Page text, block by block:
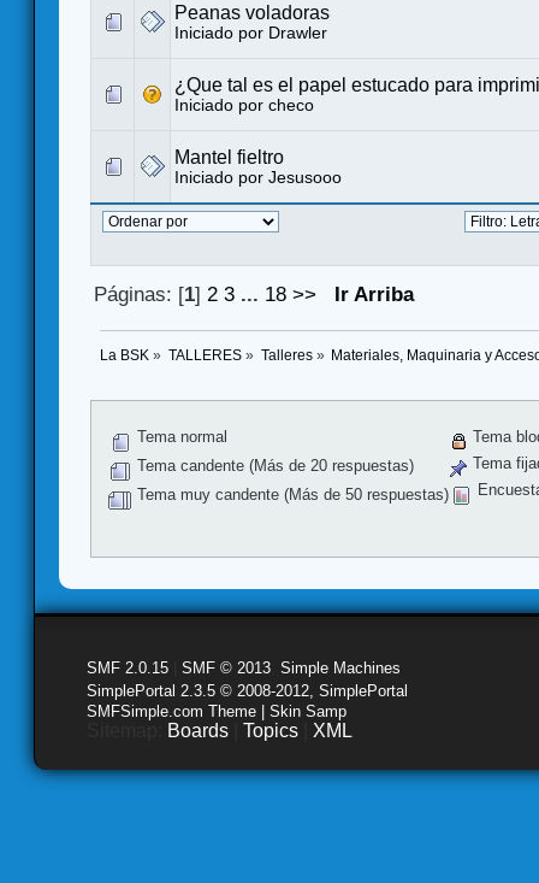
Peanas voladoras
Iniciado por Drawler
¿Que tal es el papel estucado para
Iniciado por checo
Mantel fieltro
Iniciado por Jesusooo
Páginas: [1] 2 3 ... 18 >> Ir Arriba
La BSK » TALLERES» Talleres» Materiales, Maquinaria y
Tema normal
Tema candente (Más de 20 respuestas)
Tema muy candente (Más de 50 respuestas)
Tema
Tema
SMF 2.0.15 SMF © 2013 Simple Machines
SimplePortal 2.3.5 © 2008-2012, SimplePortal
SMFSimple.com Theme | Skin Samp
Boards Topics XML